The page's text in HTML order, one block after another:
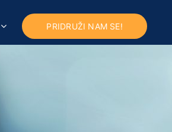
PRIDRUŽI NAM SE!